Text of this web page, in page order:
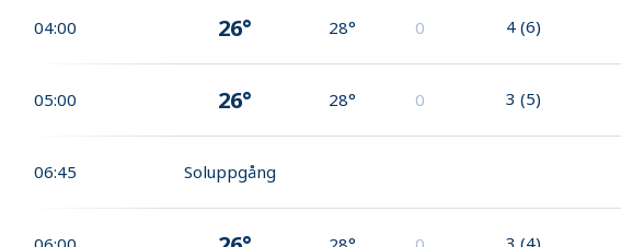
04:00 26° 28° 0 4 (6)
05:00 26° 28° 0 3 (5)
06:45 Soluppgång
3 (4)